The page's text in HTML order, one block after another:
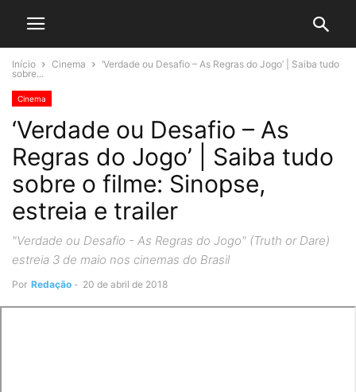
Início Cinema
‘Verdade ou Desafio – As Regras do Jogo’ | Saiba tudo
sobre...
Cinema
‘Verdade ou Desafio – As
Regras do Jogo’ | Saiba tudo
sobre o filme: Sinopse,
estreia e trailer
"Verdade ou Desafio - As Regras do Jogo" (Truth or Dare)
estreia 3 de maio nos cinemas do Brasil
Por Redação - 20 de abril de 2018